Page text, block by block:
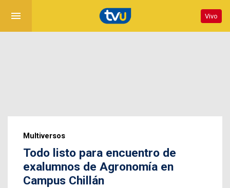
menu Vivo
Multiversos
Todo listo para encuentro de
exalumnos de Agronomía en
Campus Chillán